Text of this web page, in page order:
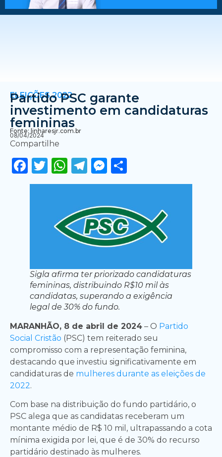
ELEIÇÕES 2022
Partido PSC garante
investimento em candidaturas
femininas
Fonte: linharesjr.com.br
08/04/2024
Compartilhe
Facebook
Twitter
WhatsApp
Telegram
Messenger
Sigla afirma ter priorizado candidaturas
femininas, distribuindo R$10 mil às
candidatas, superando a exigência
legal de 30% do fundo.
MARANHÃO, 8 de abril de 2024 – O Partido
Social Cristão (PSC) tem reiterado seu
compromisso com a representação feminina,
destacando que investiu significativamente em
candidaturas de mulheres durante as eleições de
2022.
Com base na distribuição do fundo partidário, o
PSC alega que as candidatas receberam um
montante médio de R$ 10 mil, ultrapassando a cota
mínima exigida por lei, que é de 30% do recurso
partidário destinado às mulheres.